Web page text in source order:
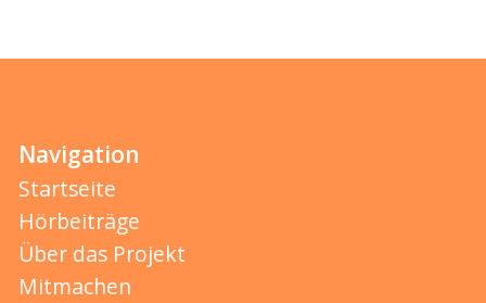
Navigation
Startseite
Hörbeiträge
Über das Projekt
Mitmachen